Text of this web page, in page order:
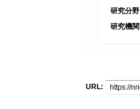
研究分野
研究機関
URL: